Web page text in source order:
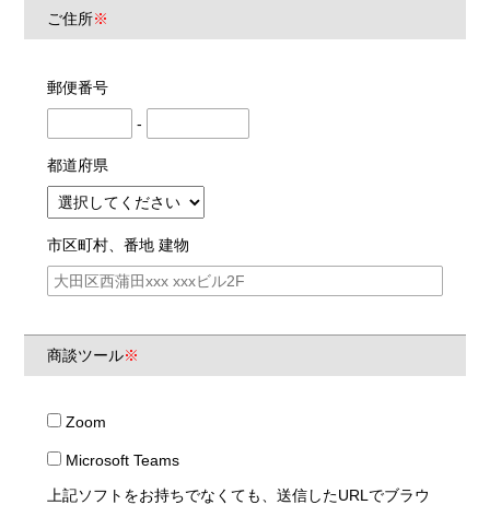
ご住所※
郵便番号
-
都道府県
市区町村、番地 建物
商談ツール※
Zoom
Microsoft Teams
上記ソフトをお持ちでなくても、送信したURLでブラウ